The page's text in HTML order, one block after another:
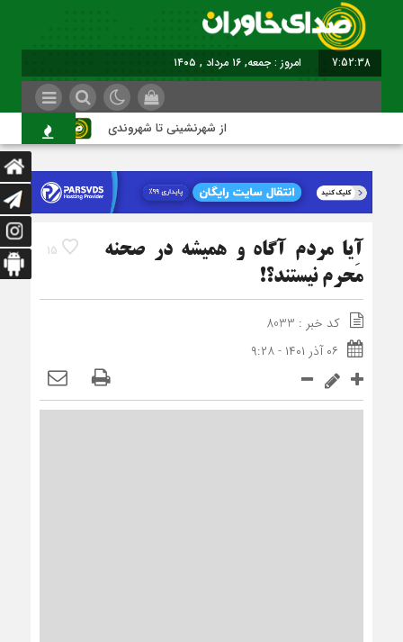
7:52:39 امروز : جمعه, ۱۶ مرداد , ۱۴۰۵
از شهرنشینی تا شهروندی
15
آیا مردم آگاه و همیشه در صحنه
مَحرم نیستند؟!
کد خبر : 8033
۰۶ آذر ۱۴۰۱ - ۹:۲۸